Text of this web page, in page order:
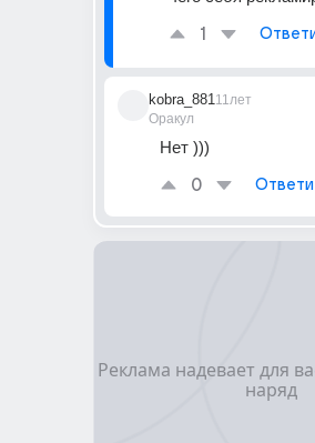
1
kobra_881
Оракул
11лет
Нет )))
0